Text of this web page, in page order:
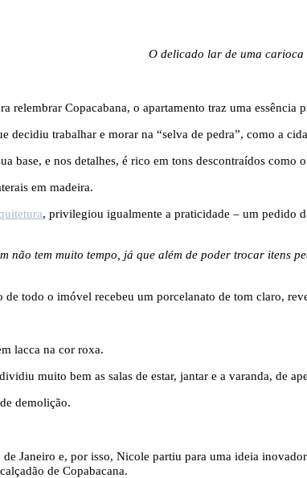
O delicado lar de uma carioca
relembrar Copacabana, o apartamento traz uma
decidiu trabalhar e morar na “selva de pedra”, como a
base, e nos detalhes, é rico em tons descontraídos
, privilegiou igualmente a praticidade – um pedido
não tem muito tempo, já que além de poder trocar itens
todo o imóvel recebeu um porcelanato de tom claro,
muito bem as salas de estar, jantar e a varanda, de
Janeiro e, por isso, Nicole partiu para uma ideia
de Copabacana.